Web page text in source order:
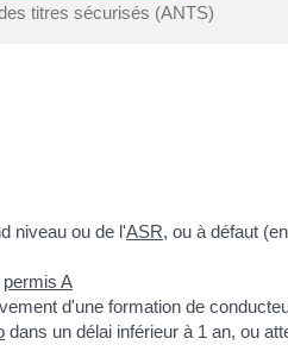
titres sécurisés (ANTS)
niveau ou de l'ASR, ou à défaut
permis A
d'une formation de
dans un délai inférieur à 1 an, ou